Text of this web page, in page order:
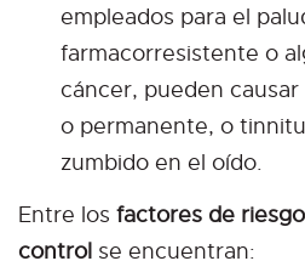
empleados para el
farmacorresistente o
cáncer, pueden
o permanente, o
zumbido en el oído.
Entre los factores de
control se encuentran: